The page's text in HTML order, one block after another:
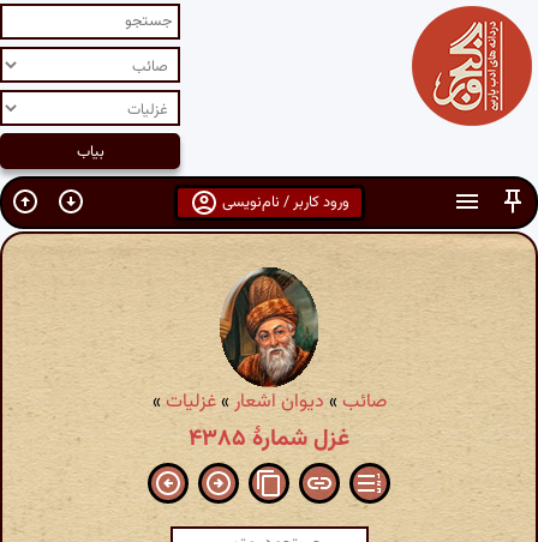
ورود کاربر / نام‌نویسی
صائب »دیوان اشعار»غزلیات»
غزل شمارهٔ ۴۳۸۵